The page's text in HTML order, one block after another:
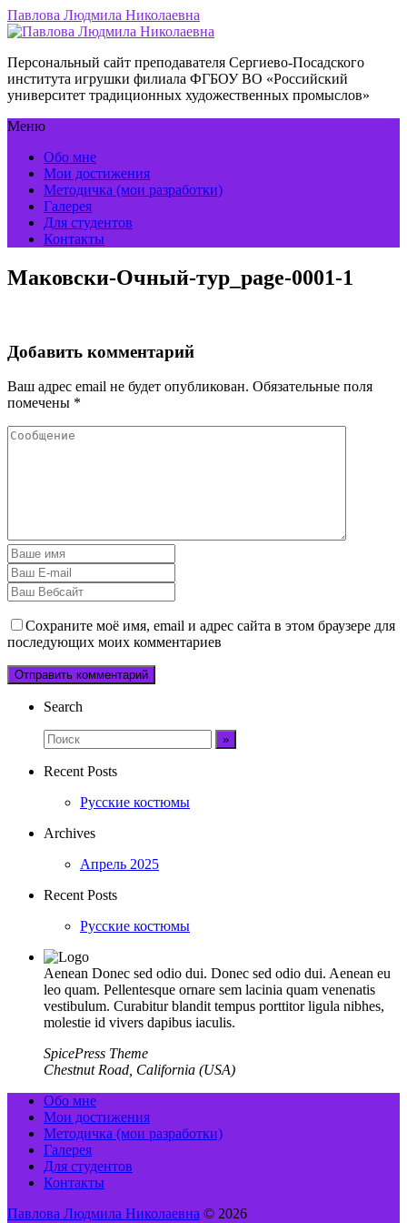
Павлова Людмила Николаевна
Персональный сайт преподавателя Сергиево-Посадского
института игрушки филиала ФГБОУ ВО «Российский
университет традиционных художественных промыслов»
Меню
Обо мне
Мои достижения
Методичка (мои разработки)
Галерея
Для студентов
Контакты
Маковски-Очный-тур_page-0001-1
Добавить комментарий
Ваш адрес email не будет опубликован. Обязательные поля
помечены *
Сохраните моё имя, email и адрес сайта в этом браузере для
последующих моих комментариев
Search
Recent Posts
Русские костюмы
Archives
Апрель 2025
Recent Posts
Русские костюмы
Aenean Donec sed odio dui. Donec sed odio dui. Aenean eu
leo quam. Pellentesque ornare sem lacinia quam venenatis
vestibulum. Curabitur blandit tempus porttitor ligula nibhes,
molestie id vivers dapibus iaculis.
SpicePress Theme
Chestnut Road, California (USA)
Обо мне
Мои достижения
Методичка (мои разработки)
Галерея
Для студентов
Контакты
Павлова Людмила Николаевна © 2026